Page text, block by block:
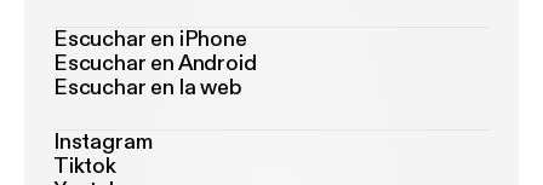
Escuchar en iPhone
Escuchar en Android
Escuchar en la web
Instagram
Tiktok